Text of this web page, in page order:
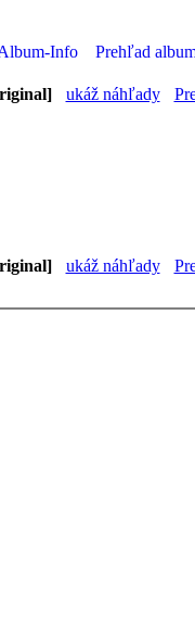
Info Prehľad
ukáž náhľady
ukáž náhľady